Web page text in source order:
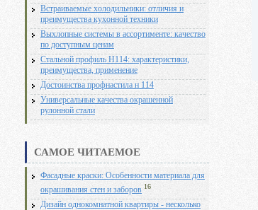
Встраиваемые холодильники: отличия и
преимущества кухонной техники
Выхлопные системы в ассортименте: качество
по доступным ценам
Стальной профиль Н114: характеристики,
преимущества, применение
Достоинства профнастила н 114
Универсальные качества окрашенной
рулонной стали
САМОЕ ЧИТАЕМОЕ
Фасадные краски: Особенности материала для
окрашивания стен и заборов 16
Дизайн однокомнатной квартиры - несколько